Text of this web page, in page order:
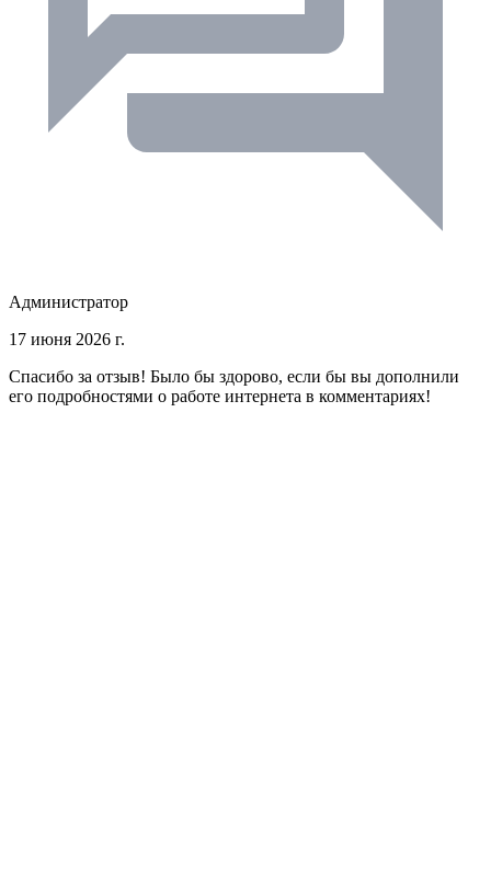
Администратор
17 июня 2026 г.
Спасибо за отзыв! Было бы здорово, если бы вы дополнили
его подробностями о работе интернета в комментариях!